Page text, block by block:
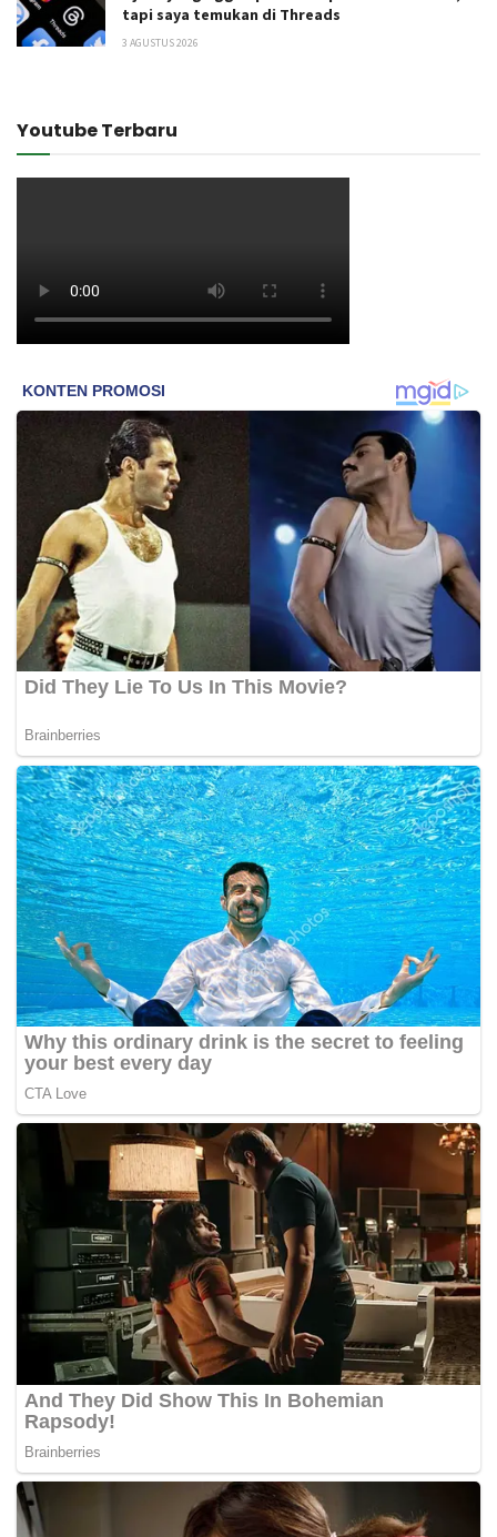
tapi saya temukan di Threads
3 AGUSTUS 2026
Youtube Terbaru